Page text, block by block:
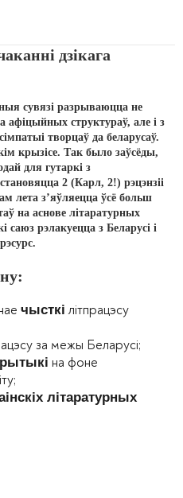
дзікага
сувязі разрываюцца не
афіцыйных структураў, але і з
творцаў да беларусаў.
крызісе. Так было заўсёды,
для гутаркі з
2 (Карл, 2!) рэцэнзіі
лета з’яўляецца ўсё больш
на аснове літаратурных
саюз рэлакуецца з Беларусі і
чысткі літпрацэсу
за межы Беларусі;
на фоне
літаратурных